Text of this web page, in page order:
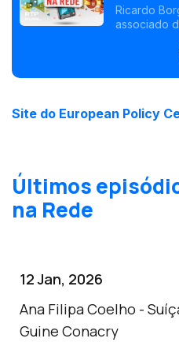
Bruxelas
Ricardo
associado
Site do European Policy
Últimos
na Rede
12 Jan, 2026
Ana Filipa Coelho -
Guine Conacry